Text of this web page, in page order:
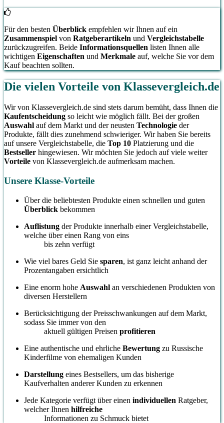
Für den besten Überblick empfehlen wir Ihnen auf ein
Zusammenspiel von Ratgeberartikeln und Vergleichstabelle
zurückzugreifen. Beide Informationsquellen listen Ihnen alle
wichtigen Eigenschaften und Merkmale auf, welche Sie vor dem
Kauf beachten sollten.
Die vielen Vorteile von Klassevergleich.de
Wir von Klassevergleich.de sind stets darum bemüht, dass Ihnen die
Kaufentscheidung so leicht wie möglich fällt. Bei der großen
Auswahl auf dem Markt und der neusten Technologie der
Produkte, fällt dies zunehmend schwieriger. Wir haben Sie bereits
auf unsere Vergleichstabelle, die Top 10 Platzierung und die
Bestseller hingewiesen. Wir möchten Sie jedoch auf viele weiter
Vorteile von Klassevergleich.de aufmerksam machen.
Unsere Klasse-Vorteile
Über die beliebtesten Produkte einen schnellen und guten
Überblick bekommen
Auflistung der Produkte innerhalb einer Vergleichstabelle,
welche über einen Rang von eins
bis zehn verfügt
Wie viel bares Geld Sie sparen, ist ganz leicht anhand der
Prozentangaben ersichtlich
Eine enorm hohe Auswahl an verschiedenen Produkten von
diversen Herstellern
Berücksichtigung der Preisschwankungen auf dem Markt,
sodass Sie immer von den
aktuell gültigen Preisen profitieren
Eine authentische und ehrliche Bewertung zu Russische
Kinderfilme von ehemaligen Kunden
Darstellung eines Bestsellers, um das bisherige
Kaufverhalten anderer Kunden zu erkennen
Jede Kategorie verfügt über einen individuellen Ratgeber,
welcher Ihnen hilfreiche
Informationen zu Schmuck bietet